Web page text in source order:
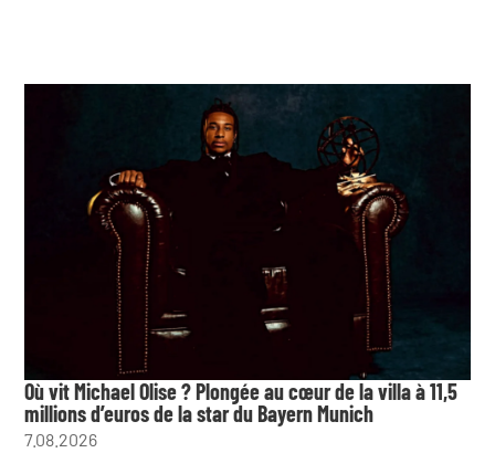
Où vit Michael Olise ? Plongée au cœur de la villa à 11,5
millions d’euros de la star du Bayern Munich
7.08.2026